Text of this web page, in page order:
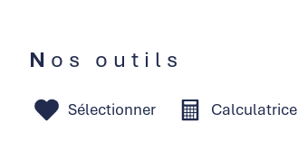
Nos outils
Sélectionner Calculatrice